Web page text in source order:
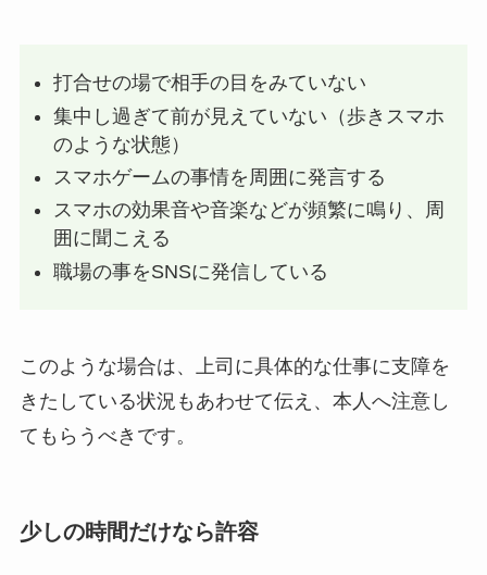
打合せの場で相手の目をみていない
集中し過ぎて前が見えていない（歩きスマホ
のような状態）
スマホゲームの事情を周囲に発言する
スマホの効果音や音楽などが頻繁に鳴り、周
囲に聞こえる
職場の事をSNSに発信している
このような場合は、上司に具体的な仕事に支障を
きたしている状況もあわせて伝え、本人へ注意し
てもらうべきです。
少しの時間だけなら許容